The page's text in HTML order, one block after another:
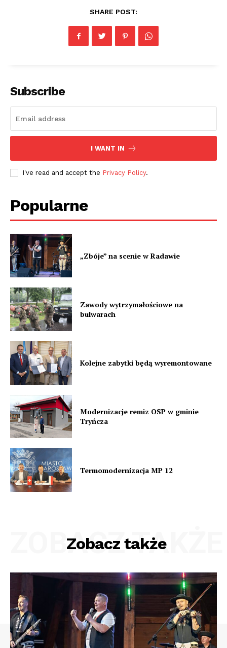
SHARE POST:
Subscribe
I WANT IN
I've read and accept the Privacy Policy.
Popularne
„Zbóje” na scenie w Radawie
Zawody wytrzymałościowe na
bulwarach
Kolejne zabytki będą wyremontowane
Modernizacje remiz OSP w gminie
Tryńcza
Termomodernizacja MP 12
Zobacz także
ZOBACZ TAKŻE